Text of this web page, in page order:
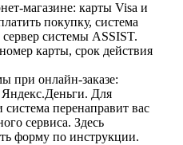
магазине: карты Visa и
покупку, система
системы ASSIST.
карты, срок действия
при онлайн-заказе:
Для
перенаправит вас
сервиса. Здесь
форму по инструкции.